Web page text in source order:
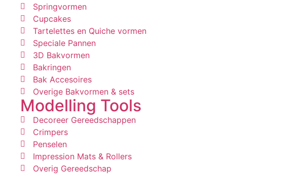
Springvormen
Cupcakes
Tartelettes en Quiche vormen
Speciale Pannen
3D Bakvormen
Bakringen
Bak Accesoires
Overige Bakvormen & sets
Modelling Tools
Decoreer Gereedschappen
Crimpers
Penselen
Impression Mats & Rollers
Overig Gereedschap